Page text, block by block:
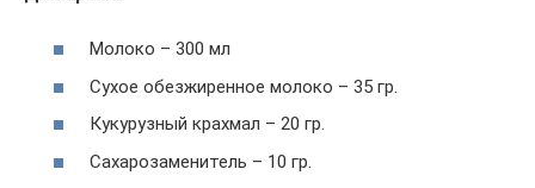
Молоко – 300 мл
Сухое обезжиренное молоко – 35 гр.
Кукурузный крахмал – 20 гр.
Сахарозаменитель – 10 гр.